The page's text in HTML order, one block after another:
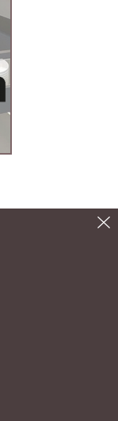
ar menedžeri –